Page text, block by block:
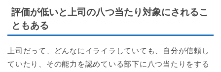
評価が低いと上司の八つ当たり対象にされるこ
ともある
上司だって、どんなにイライラしていても、自分が信頼し
ていたり、その能力を認めている部下に八つ当たりをする